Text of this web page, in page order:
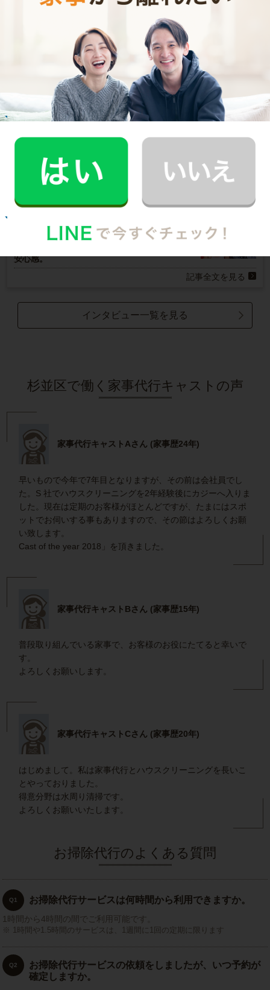
ご利用者インタビュー
Customer Interview
お掃除
E.O.さん
いたんです！
記事全文を見る
お掃除
M.T.さん
30代 共働き 子育て中
安心感。
記事全文を見る
インタビュー一覧を見る
杉並区で働く家事代行キャストの声
家事代行キャストAさん (家事歴24年)
早いもので今年で7年目となりますが、その前は会社員でし
た。S 社でハウスクリーニングを2年経験後にカジーへ入りま
した。現在は定期のお客様がほとんどですが、たまにはスポ
ットでお伺いする事もありますので、その節はよろしくお願
い致します。
Cast of the year 2018」を頂きました。
家事代行キャストBさん (家事歴15年)
普段取り組んでいる家事で、お客様のお役にたてると幸いで
す。
よろしくお願いします。
家事代行キャストCさん (家事歴20年)
はじめまして。私は家事代行とハウスクリーニングを長いこ
とやっておりました。
得意分野は水周り清掃です。
よろしくお願いいたします。
お掃除代行のよくある質問
Q1 お掃除代行サービスは何時間から利用できますか。
1時間から4時間の間でご利用可能です。
1時間や1.5時間のサービスは、1週間に1回の定期に限ります
Q2
お掃除代行サービスの依頼をしましたが、いつ予約が
確定しますか。